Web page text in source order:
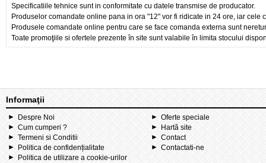
Specificatiile tehnice sunt in conformitate cu datele transmise de producator.
Produselor comandate online pana in ora "12" vor fi ridicate in 24 ore, iar cele
Produsele comandate online pentru care se face comanda externa sunt
Toate promoţiile si ofertele prezente în site sunt valabile în limita stocului
Informaţii
Despre Noi
Cum cumperi ?
Termeni si Conditii
Politica de confidențialitate
Politica de utilizare a cookie-urilor
Oferte speciale
Hartă site
Contact
Contactati-ne